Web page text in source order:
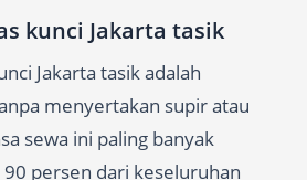
kunci Jakarta tasik
Jakarta tasik adalah
menyertakan supir atau
sewa ini paling banyak
persen dari keseluruhan